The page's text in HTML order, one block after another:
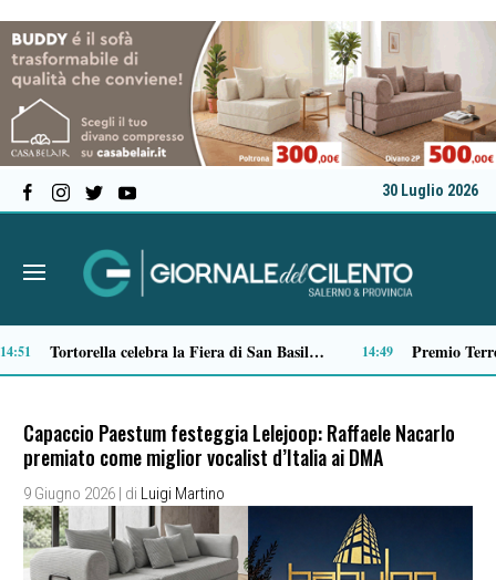
30 Luglio 2026
13:22 Verso il 66^ Salone nautico internazionale di Genova: aperto il ticketing online 13:01
Capaccio Paestum festeggia Lelejoop: Raffaele Nacarlo
premiato come miglior vocalist d’Italia ai DMA
9 Giugno 2026 | di Luigi Martino